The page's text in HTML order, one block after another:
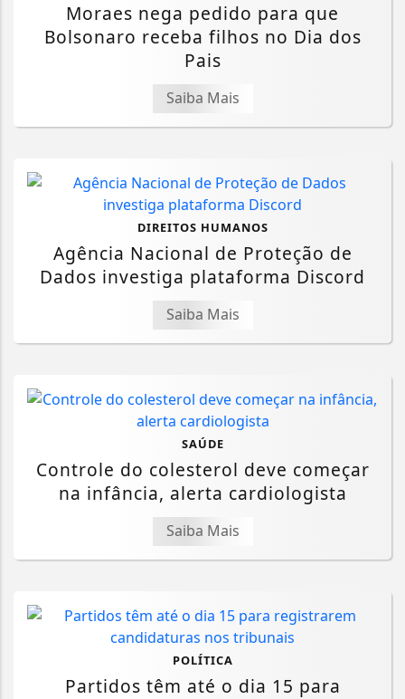
Moraes nega pedido para que
Bolsonaro receba filhos no Dia dos
Pais
Saiba Mais
DIREITOS HUMANOS
Agência Nacional de Proteção de
Dados investiga plataforma Discord
Saiba Mais
SAÚDE
Controle do colesterol deve começar
na infância, alerta cardiologista
Saiba Mais
POLÍTICA
Partidos têm até o dia 15 para